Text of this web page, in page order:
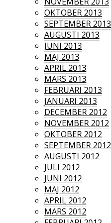
OKTOBER 2013
SEPTEMBER 2013
AUGUSTI 2013
JUNI 2013
MAJ 2013
APRIL 2013
MARS 2013
FEBRUARI 2013
JANUARI 2013
DECEMBER 2012
NOVEMBER 2012
OKTOBER 2012
SEPTEMBER 2012
AUGUSTI 2012
JULI 2012
JUNI 2012
MAJ 2012
APRIL 2012
MARS 2012